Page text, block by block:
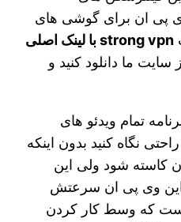
پی ان برای گوشی های
strong vpn با لینک اصلی
سایت ما دانلود کنید و
تمام ویدئو های
نگاه کنید بدون اینکه
کاسته شود ولی این
وی پی ان سرعتش
که وسط کار کردن